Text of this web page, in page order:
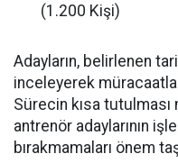
(1.200 Kişi)
Adayların, belirlenen
inceleyerek
Sürecin kısa
antrenör adaylarının
bırakmamaları önem